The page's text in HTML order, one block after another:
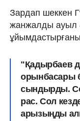
Зардап шеккен
жанжалды ауыл
"Қадырбаев
орынбасары
сындырды.
рас. Сол
арызыңды